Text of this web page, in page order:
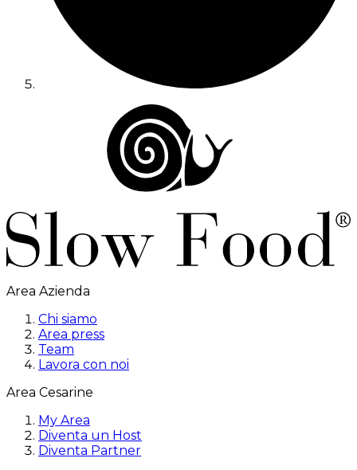
Area Azienda
Chi siamo
Area press
Team
Lavora con noi
Area Cesarine
My Area
Diventa un Host
Diventa Partner